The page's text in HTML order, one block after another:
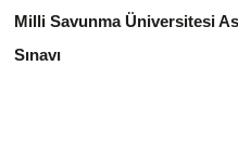
Milli Savunma Üniversitesi
Sınavı